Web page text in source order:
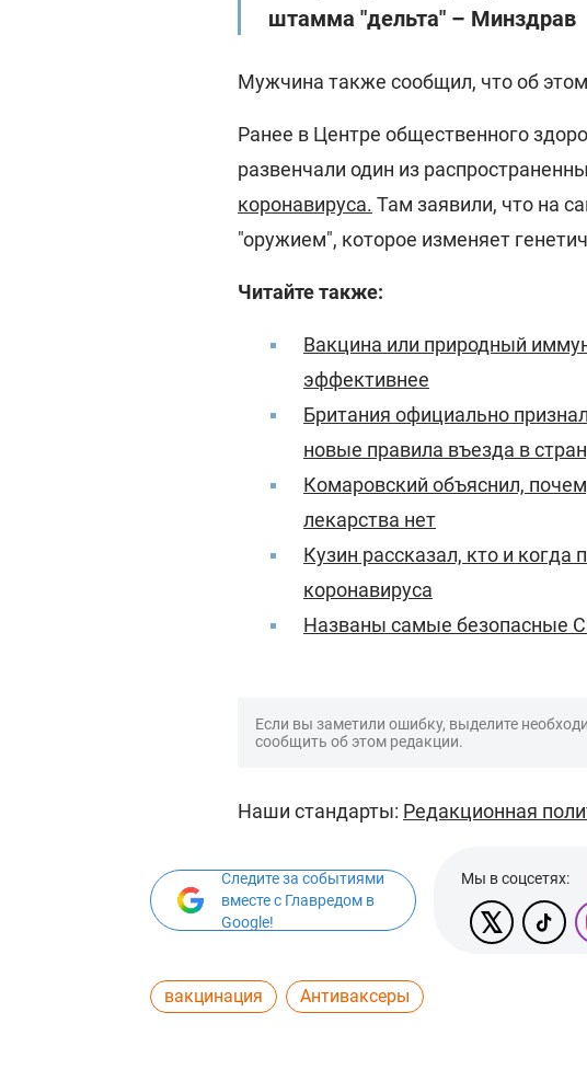
штамма "дельта" – Минздрав
Мужчина также сообщил, что об
Ранее в Центре общественного
развенчали один из
коронавируса. Там заявили, что на
"оружием", которое изменяет
Читайте также:
Вакцина или природный
эффективнее
Британия официально
новые правила въезда в
Комаровский объяснил,
лекарства нет
Кузин рассказал, кто и когда
коронавируса
Названы самые безопасные
Если вы заметили ошибку, выделите
сообщить об этом редакции.
Наши стандарты: Редакционная
Следите за событиями
вместе с Главредом в
Google!
Мы в соцсетях:
вакцинация Антиваксеры